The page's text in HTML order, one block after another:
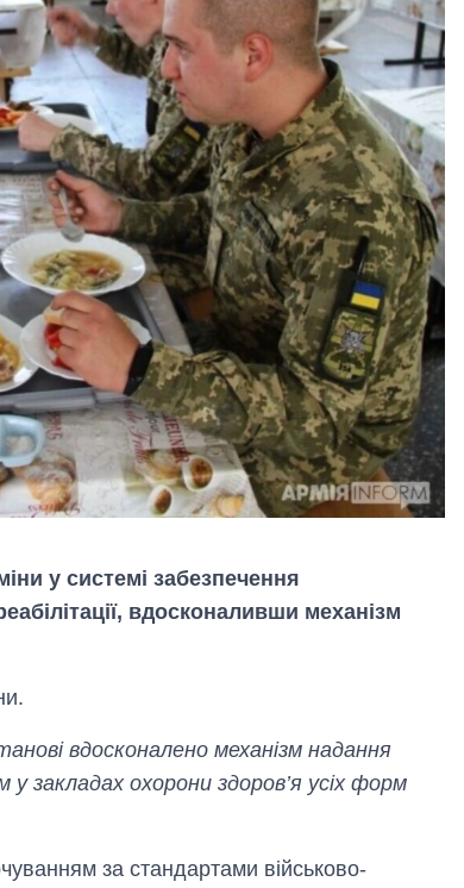
у системі забезпечення
вдосконаливши механізм
вдосконалено механізм надання
закладах охорони здоров’я усіх форм
за стандартами військово-